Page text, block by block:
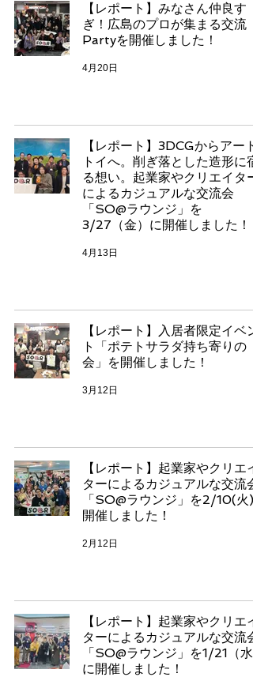
【レポート】みなさん仲良す
ぎ！広島のプロが集まる交流
Partyを開催しました！
4月20日
【レポート】3DCGからアート
トイへ。削ぎ落とした造形に宿
る想い。起業家やクリエイター
によるカジュアルな交流会
「SO@ラウンジ」を
3/27（金）に開催しました！
4月13日
【レポート】入居者限定イベン
ト「ポテトサラダ持ち寄りの
会」を開催しました！
3月12日
【レポート】起業家やクリエイ
ターによるカジュアルな交流会
「SO@ラウンジ」を2/10(火)
開催しました！
2月12日
【レポート】起業家やクリエイ
ターによるカジュアルな交流会
「SO@ラウンジ」を1/21（水
に開催しました！